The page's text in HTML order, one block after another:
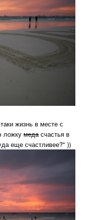
жизнь в месте с
ложкумедасчастья в
еще счастливее?" ))